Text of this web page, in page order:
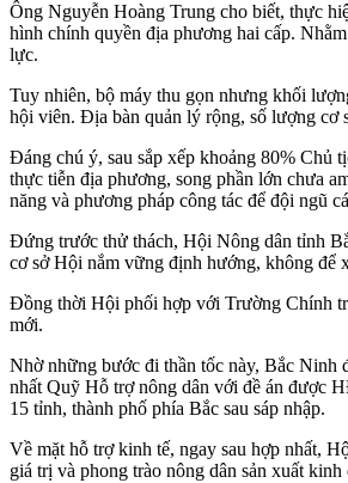
Ông Nguyễn Hoàng Trung cho biết, thực
hình chính quyền địa phương hai cấp.
lực.
Tuy nhiên, bộ máy thu gọn nhưng khối
hội viên. Địa bàn quản lý rộng, số lượng cơ
Đáng chú ý, sau sắp xếp khoảng 80% Chủ
thực tiễn địa phương, song phần lớn chưa
năng và phương pháp công tác để đội ngũ
Đứng trước thử thách, Hội Nông dân tỉnh
cơ sở Hội nắm vững định hướng, không để
Đồng thời Hội phối hợp với Trường Chính
mới.
Nhờ những bước đi thần tốc này, Bắc Ninh
nhất Quỹ Hỗ trợ nông dân với đề án được
15 tỉnh, thành phố phía Bắc sau sáp nhập.
Về mặt hỗ trợ kinh tế, ngay sau hợp nhất,
giá trị và phong trào nông dân sản xuất kinh